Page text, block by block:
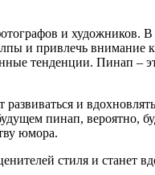
и художников.
и привлечь
тенденции. Пинап –
и
пинап, вероятно,
юмора.
стиля и станет